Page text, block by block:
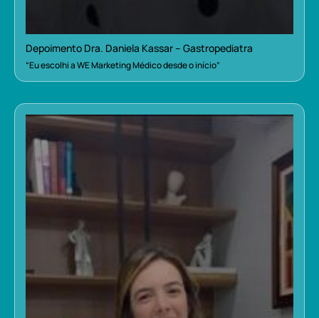
Depoimento Dra. Daniela Kassar – Gastropediatra
“Eu escolhi a WE Marketing Médico desde o início”